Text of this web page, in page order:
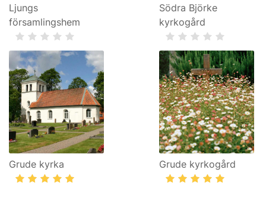
Ljungs
församlingshem
Södra Björke
kyrkogård
Grude kyrka Grude kyrkogård